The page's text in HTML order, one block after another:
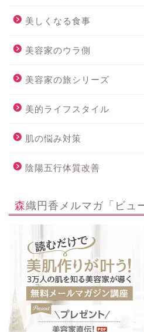
美しくなる食事
美容家のウラ側
美容家の旅シリーズ
美的ライフスタイル
肌の悩み対策
陰陽五行体質改善
森織円香メルマガ「ビュ